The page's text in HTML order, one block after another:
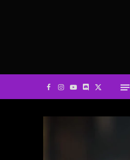
Facebook
Instagram
YouTube
Discord
X